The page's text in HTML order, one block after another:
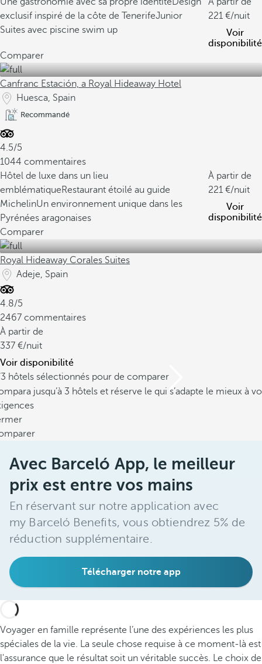
exclusif inspiré de la côte de TenerifeJunior
Suites avec piscine swim up
221
/nuit
Voir
disponibilité
Comparer
Canfranc Estación, a Royal Hideaway Hotel
Huesca, Spain
Recommandé
4.5/5
1044 commentaires
Hôtel de luxe dans un lieu
emblématiqueRestaurant étoilé au guide
MichelinUn environnement unique dans les
Pyrénées aragonaises
À partir de
221
/nuit
Voir
disponibilité
Comparer
Royal Hideaway Corales Suites
Adeje, Spain
4.8/5
2467 commentaires
À partir de
337
/nuit
Voir disponibilité
hôtels sélectionnés pour de comparer
jusqu’à 3 hôtels et réserve le qui s’adapte le mieux à
Avec Barceló App, le meilleur
prix est entre vos mains
En réservant sur notre application avec
my Barceló Benefits, vous obtiendrez 5% de
réduction supplémentaire.
Télécharger notre app
Voyager en famille représente l’une des expériences les plus
spéciales de la vie. La seule chose requise à ce moment-là est
l'assurance que le résultat soit un véritable succès. Le choix de